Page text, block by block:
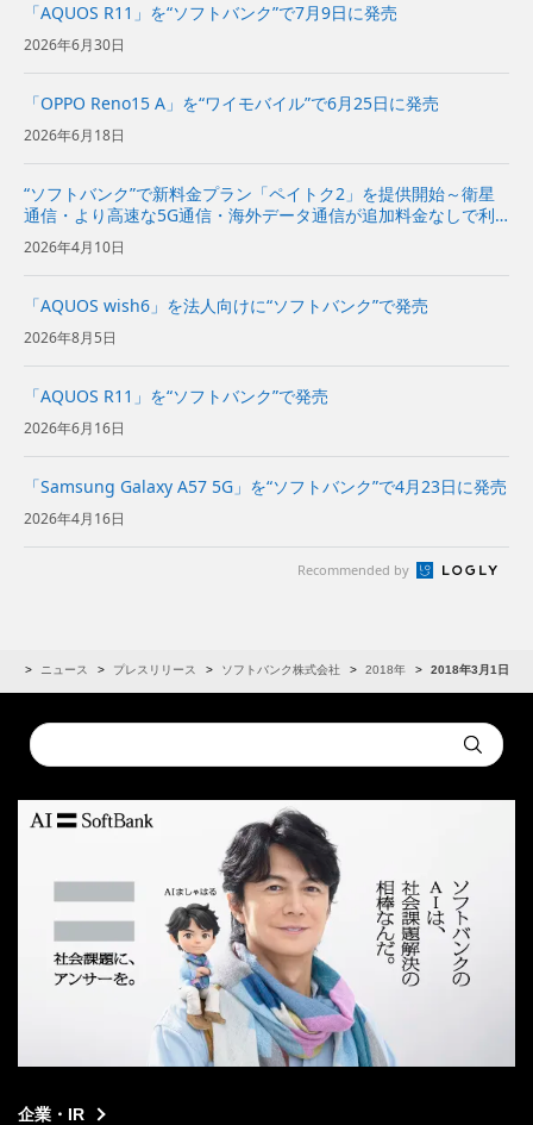
「AQUOS R11」を“ソフトバンク”で7月9日に発売
2026年6月30日
「OPPO Reno15 A」を“ワイモバイル”で6月25日に発売
2026年6月18日
“ソフトバンク”で新料金プラン「ペイトク2」を提供開始～衛星
通信・より高速な5G通信・海外データ通信が追加料金なしで利
用でき、経済圏特典の拡充でPayPayポイント付与率が従来プラ
ンの2倍に～
2026年4月10日
「AQUOS wish6」を法人向けに“ソフトバンク”で発売
2026年8月5日
「AQUOS R11」を“ソフトバンク”で発売
2026年6月16日
「Samsung Galaxy A57 5G」を“ソフトバンク”で4月23日に発売
2026年4月16日
Recommended by
ニュース プレスリリース ソフトバンク株式会社 2018年 2018年3月1日
Conduct
a
Submit
企業・IR